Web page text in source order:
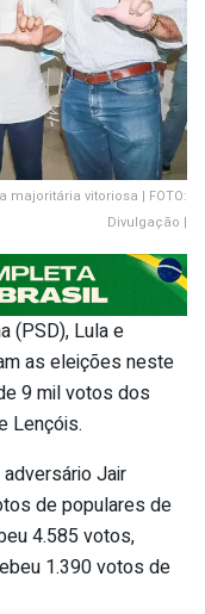
vitoriosa | FOTO:
Divulgação |
(PSD), Lula e
as eleições neste
9 mil votos dos
Lençóis.
Jair
de populares de
4.585 votos,
1.390 votos de